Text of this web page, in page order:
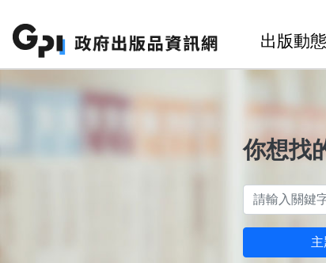
出版動態
你想找